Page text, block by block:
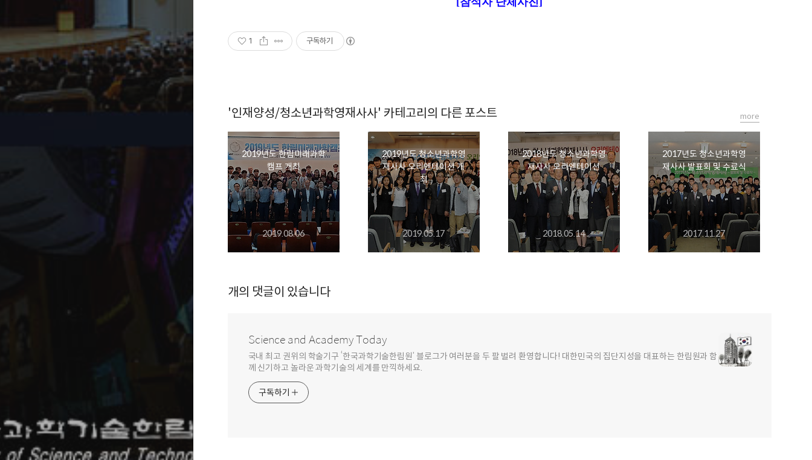
1 구독하기
'인재양성/청소년과학영재사사' 카테고리의 다른 포스트
2019년도 한림미래과학
캠프 개최
2019.08.06
2019년도 청소년과학영
재사사 오리엔테이션 개
최
2019.05.17
2018년도 청소년과학영
재사사 오리엔테이션
2018.05.14
2017년도 청소년과학영
재사사 발표회 및 수료식
2017.11.27
more
개의 댓글이 있습니다
Science and Academy Today
국내 최고 권위의 학술기구 ‘한국과학기술한림원’ 블로그가 여러분을 두 팔 벌려 환영합니다! 대한민국의 집단지성을 대표하는 한림원과 함
께 신기하고 놀라운 과학기술의 세계를 만끽하세요.
구독하기